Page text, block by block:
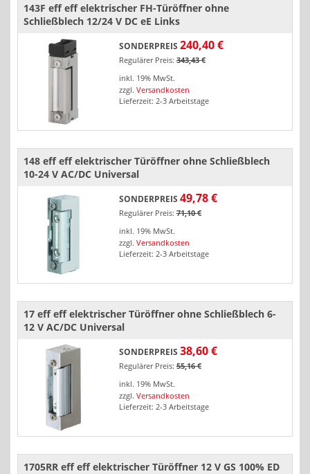
143F eff eff elektrischer FH-Türöffner ohne
Schließblech 12/24 V DC eE Links
SONDERPREIS 240,40 €
Regulärer Preis: 343,43 €
inkl. 19% MwSt.
zzgl. Versandkosten
Lieferzeit: 2-3 Arbeitstage
148 eff eff elektrischer Türöffner ohne Schließblech
10-24 V AC/DC Universal
SONDERPREIS 49,78 €
Regulärer Preis: 71,10 €
inkl. 19% MwSt.
zzgl. Versandkosten
Lieferzeit: 2-3 Arbeitstage
17 eff eff elektrischer Türöffner ohne Schließblech 6-
12 V AC/DC Universal
SONDERPREIS 38,60 €
Regulärer Preis: 55,16 €
inkl. 19% MwSt.
zzgl. Versandkosten
Lieferzeit: 2-3 Arbeitstage
1705RR eff eff elektrischer Türöffner 12 V GS 100% ED